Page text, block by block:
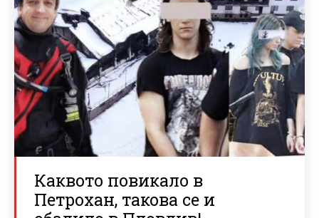
Каквото повикало в
Петрохан, такова се и